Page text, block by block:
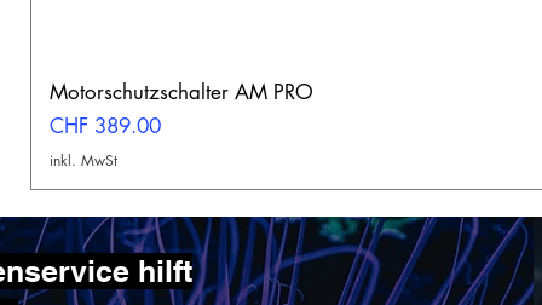
Motorschutzschalter AM PRO
Preis
CHF 389.00
inkl. MwSt
hilft